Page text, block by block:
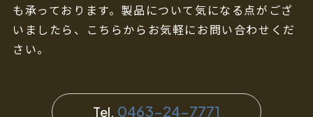
も承っております。製品について気になる点がござ
いましたら、こちらからお気軽にお問い合わせくだ
さい。
Tel. 0463-24-7771